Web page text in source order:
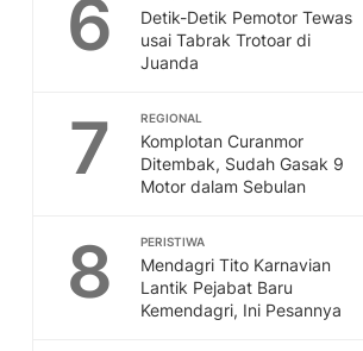
6
Detik-Detik Pemotor Tewas
usai Tabrak Trotoar di
Juanda
7 REGIONAL
Komplotan Curanmor
Ditembak, Sudah Gasak 9
Motor dalam Sebulan
8 PERISTIWA
Mendagri Tito Karnavian
Lantik Pejabat Baru
Kemendagri, Ini Pesannya